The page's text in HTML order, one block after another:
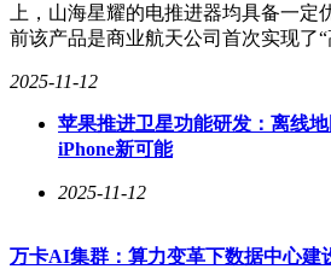
上，山海星耀的电推进器均具备一定
前该产品是商业航天公司首次实现了
2025-11-12
苹果推进卫星功能研发：离线
iPhone新可能
2025-11-12
万卡AI集群：算力变革下数据中心建